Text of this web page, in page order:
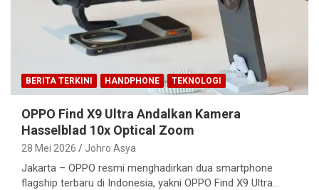
BERITA TERKINI HANDPHONE TEKNOLOGI
OPPO Find X9 Ultra Andalkan Kamera
Hasselblad 10x Optical Zoom
28 Mei 2026 Johro Asya
Jakarta – OPPO resmi menghadirkan dua smartphone
flagship terbaru di Indonesia, yakni OPPO Find X9 Ultra…